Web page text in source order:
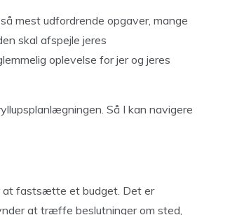
mest udfordrende opgaver, mange
skal afspejle jeres
oplevelse for jer og jeres
Så I kan navigere
at fastsætte et budget. Det er
at træffe beslutninger om sted,